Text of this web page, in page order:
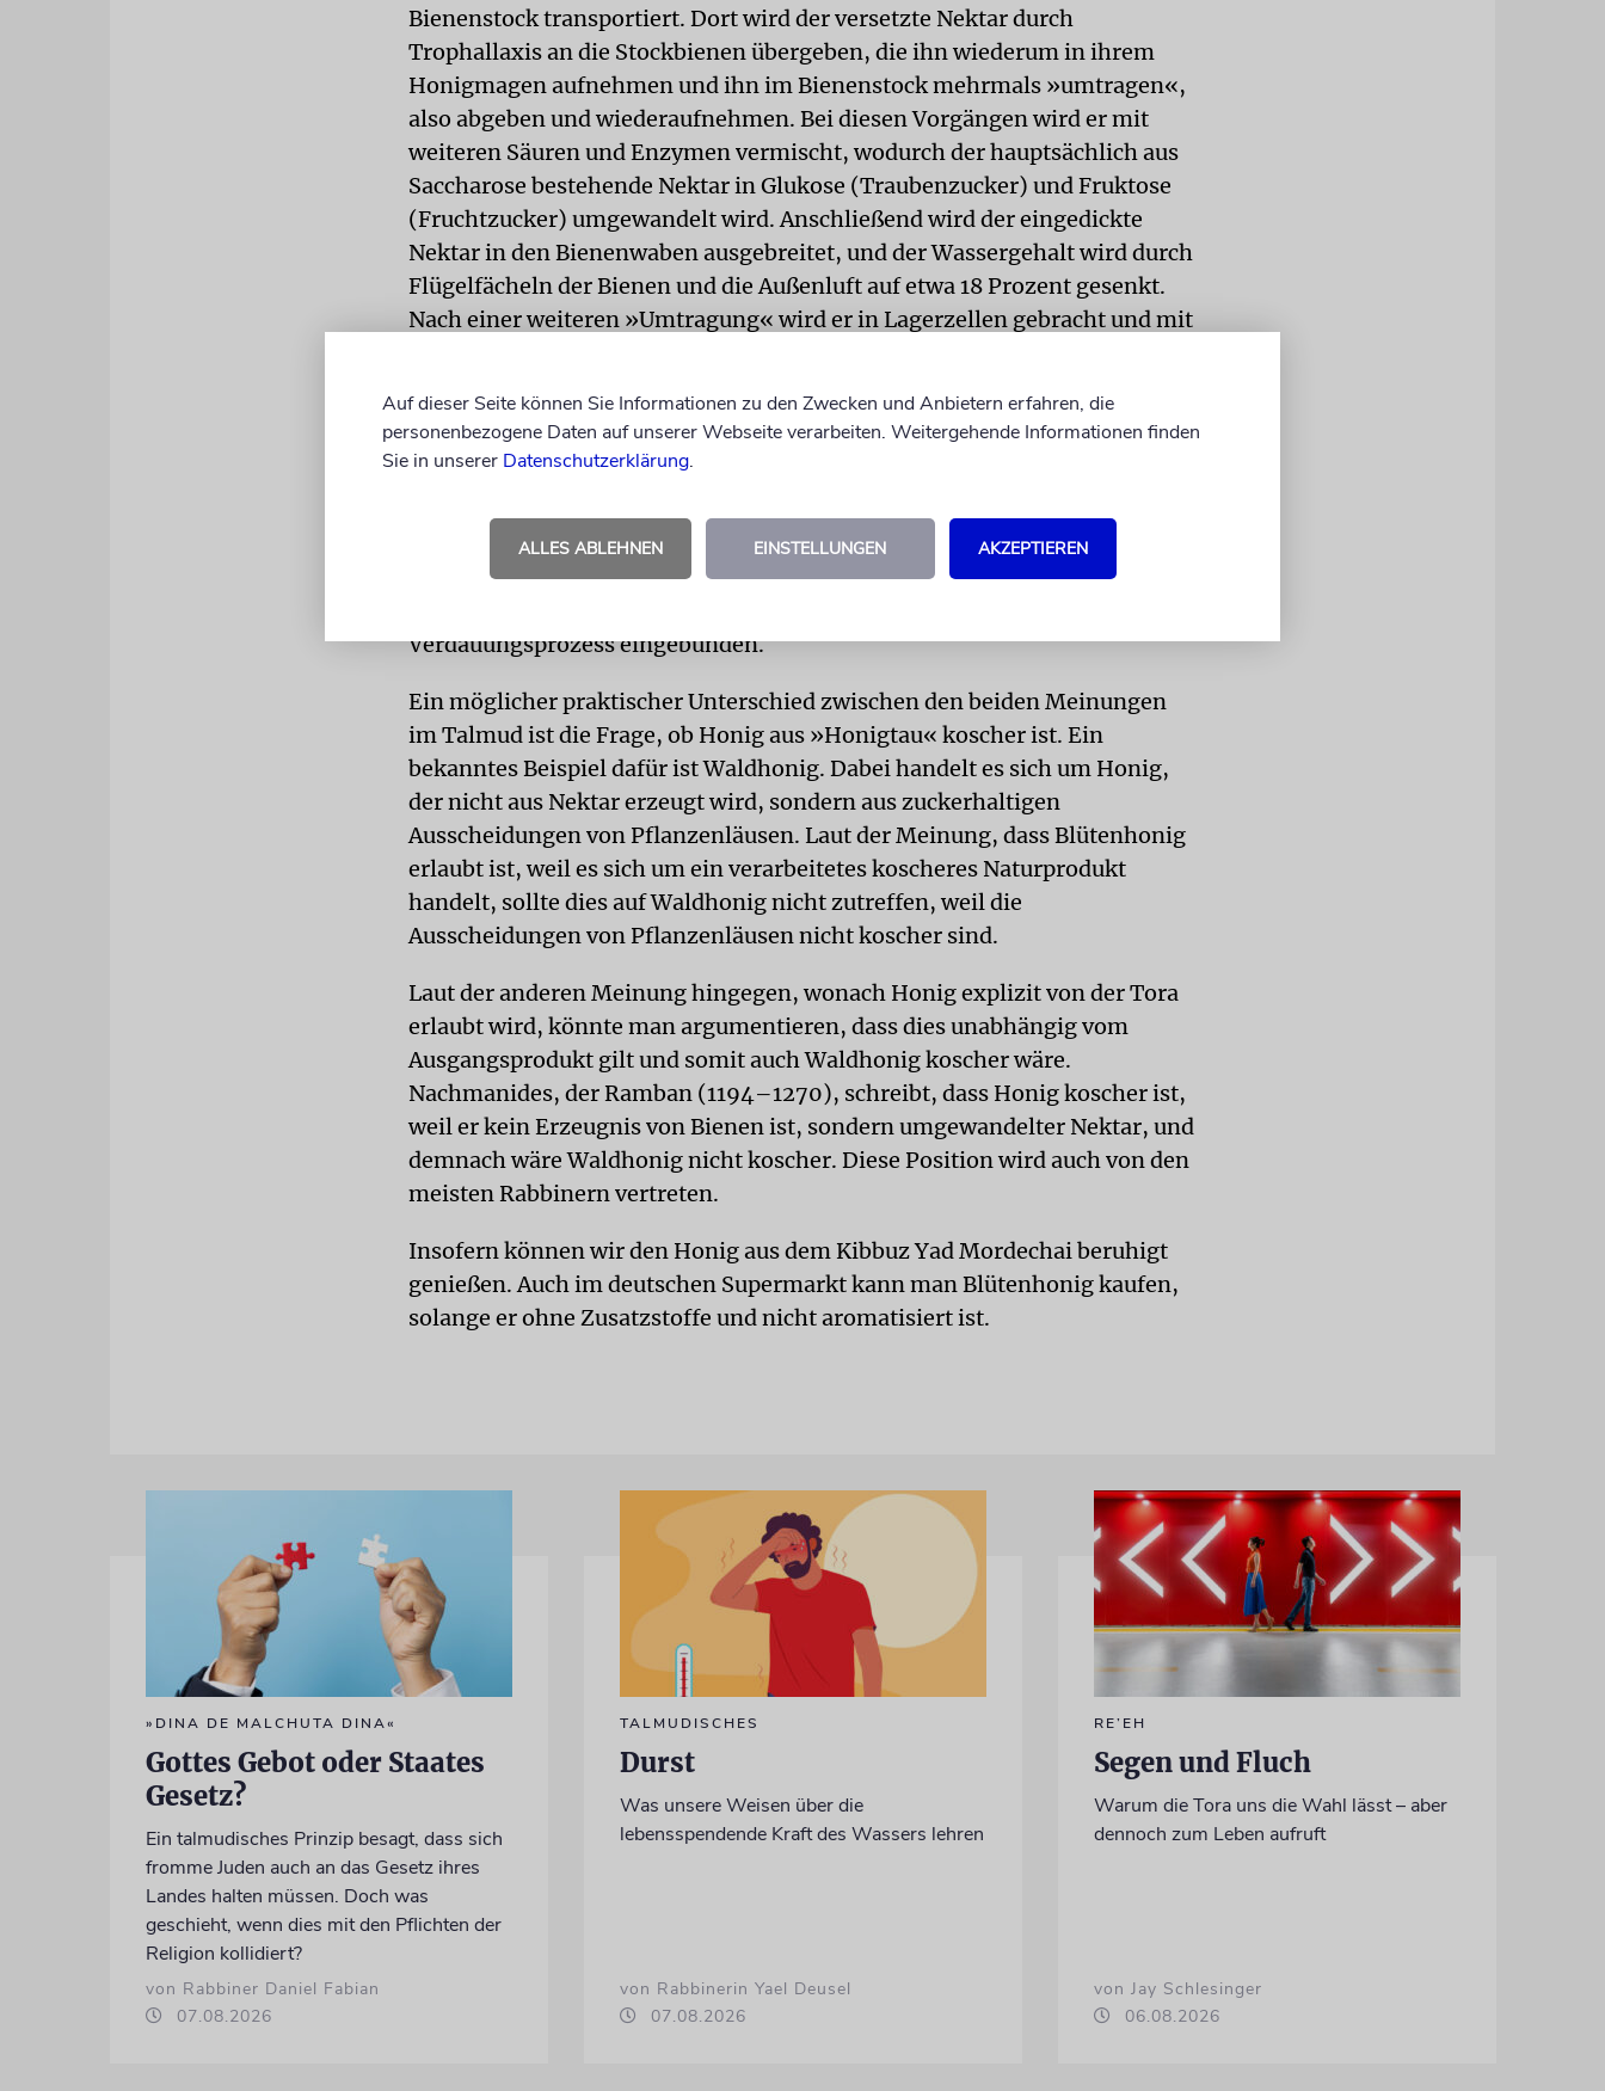
Bienenstock transportiert. Dort wird der versetzte Nektar durch
Trophallaxis an die Stockbienen übergeben, die ihn wiederum in ihrem
Honigmagen aufnehmen und ihn im Bienenstock mehrmals »umtragen«,
also abgeben und wiederaufnehmen. Bei diesen Vorgängen wird er mit
weiteren Säuren und Enzymen vermischt, wodurch der hauptsächlich aus
Saccharose bestehende Nektar in Glukose (Traubenzucker) und Fruktose
(Fruchtzucker) umgewandelt wird. Anschließend wird der eingedickte
Nektar in den Bienenwaben ausgebreitet, und der Wassergehalt wird durch
Flügelfächeln der Bienen und die Außenluft auf etwa 18 Prozent gesenkt.
Nach einer weiteren »Umtragung« wird er in Lagerzellen gebracht und mit
den »richtigen« Magen der Biene.
Dies ist laut Talmud genau der Grund, warum Honig koscher ist und nicht
nichtkoscheren Tieren handelt es sich bei Honig nicht um ein
Bienensekret, sondern um ein koscheres Naturprodukt, das von den
Verdauungsprozess eingebunden.
Ein möglicher praktischer Unterschied zwischen den beiden Meinungen
im Talmud ist die Frage, ob Honig aus »Honigtau« koscher ist. Ein
bekanntes Beispiel dafür ist Waldhonig. Dabei handelt es sich um Honig,
der nicht aus Nektar erzeugt wird, sondern aus zuckerhaltigen
Ausscheidungen von Pflanzenläusen. Laut der Meinung, dass Blütenhonig
erlaubt ist, weil es sich um ein verarbeitetes koscheres Naturprodukt
handelt, sollte dies auf Waldhonig nicht zutreffen, weil die
Ausscheidungen von Pflanzenläusen nicht koscher sind.
Laut der anderen Meinung hingegen, wonach Honig explizit von der Tora
erlaubt wird, könnte man argumentieren, dass dies unabhängig vom
Ausgangsprodukt gilt und somit auch Waldhonig koscher wäre.
Nachmanides, der Ramban (1194–1270), schreibt, dass Honig koscher ist,
weil er kein Erzeugnis von Bienen ist, sondern umgewandelter Nektar, und
demnach wäre Waldhonig nicht koscher. Diese Position wird auch von den
meisten Rabbinern vertreten.
Insofern können wir den Honig aus dem Kibbuz Yad Mordechai beruhigt
genießen. Auch im deutschen Supermarkt kann man Blütenhonig kaufen,
solange er ohne Zusatzstoffe und nicht aromatisiert ist.
»DINA DE MALCHUTA DINA«
Gottes Gebot oder Staates
Gesetz?
Ein talmudisches Prinzip besagt, dass sich
fromme Juden auch an das Gesetz ihres
Landes halten müssen. Doch was
geschieht, wenn dies mit den Pflichten der
Religion kollidiert?
von Rabbiner Daniel Fabian
07.08.2026
TALMUDISCHES
Durst
Was unsere Weisen über die
lebensspendende Kraft des Wassers lehren
von Rabbinerin Yael Deusel
07.08.2026
RE’EH
Segen und Fluch
Warum die Tora uns die Wahl lässt – aber
dennoch zum Leben aufruft
von Jay Schlesinger
06.08.2026
Auf dieser Seite können Sie Informationen zu den Zwecken und Anbietern erfahren, die
personenbezogene Daten auf unserer Webseite verarbeiten. Weitergehende Informationen finden
Sie in unserer Datenschutzerklärung.
ALLES ABLEHNEN EINSTELLUNGEN AKZEPTIEREN